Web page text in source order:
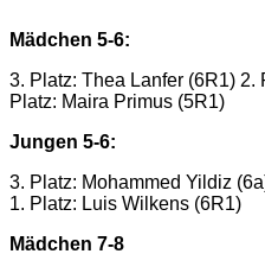
Mädchen 5-6:
3. Platz: Thea Lanfer (6R1) 2.
Platz: Maira Primus (5R1)
Jungen 5-6:
3. Platz: Mohammed Yildiz
1. Platz: Luis Wilkens (6R1)
Mädchen 7-8